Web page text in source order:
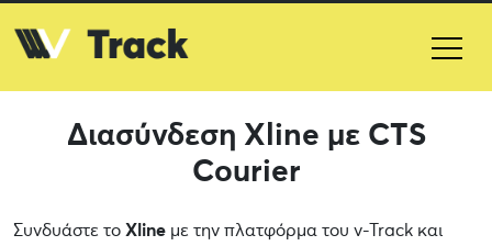
Διασύνδεση Xline με CTS
Courier
Συνδυάστε το Xline με την πλατφόρμα του v-Track και